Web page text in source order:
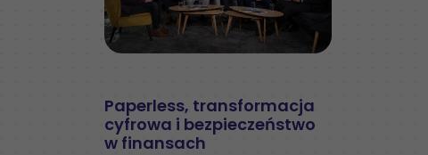
Paperless, transformacja
cyfrowa i bezpieczeństwo
w finansach